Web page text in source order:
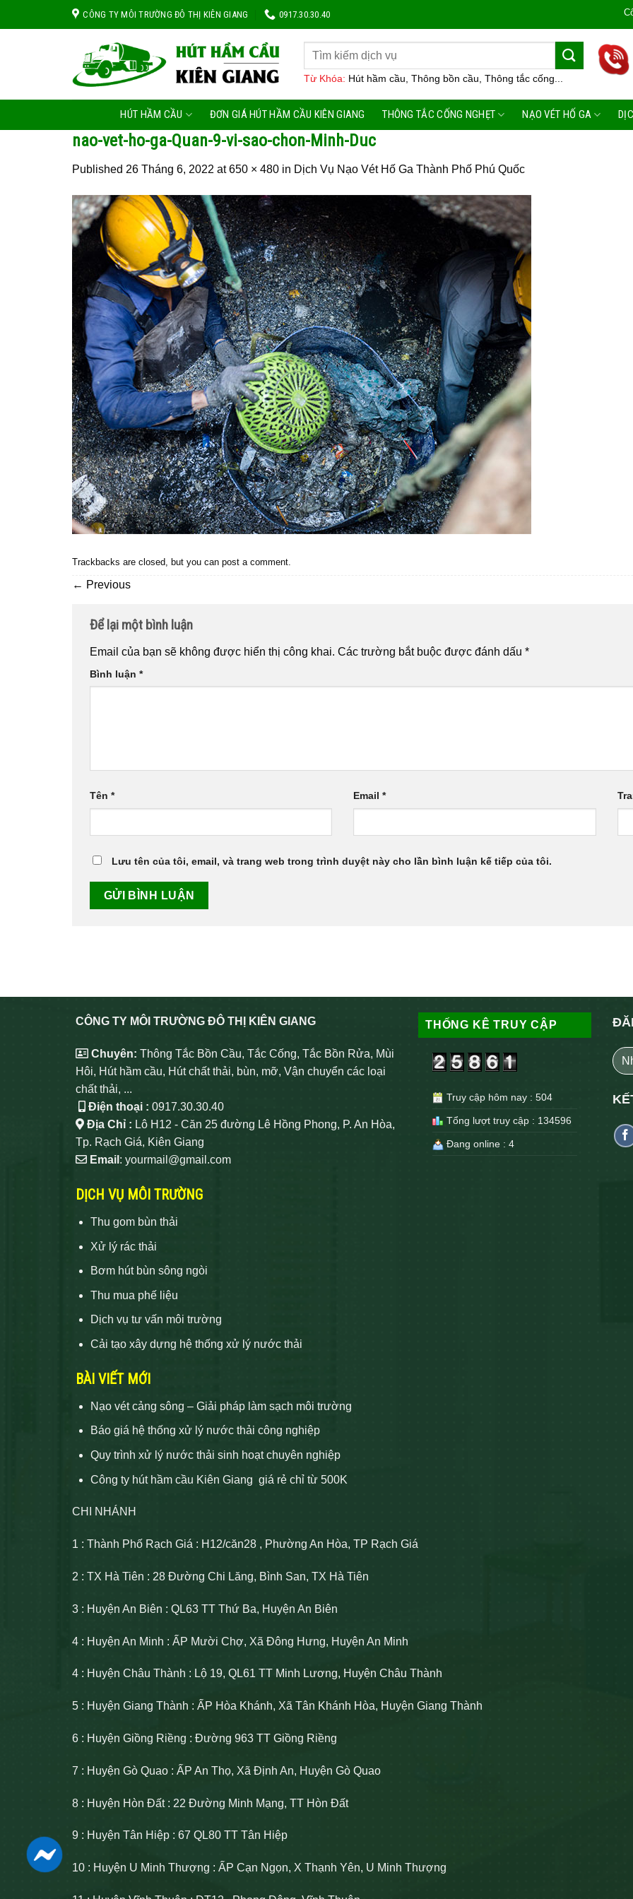
CÔNG TY MÔI TRƯỜNG ĐÔ THỊ KIÊN GIANG 0917.30.30.40 Công Ty
Từ Khóa: Hút hầm cầu, Thông bồn cầu, Thông tắc cống...
HÚT HẦM CẦU ĐƠN GIÁ HÚT HẦM CẦU KIÊN GIANG THÔNG TẮC CỐNG NGHẸT NẠO VÉT HỐ GA
nao-vet-ho-ga-Quan-9-vi-sao-chon-Minh-Duc
Published 26 Tháng 6, 2022 at650 × 480 in Dịch Vụ Nạo Vét Hố Ga Thành Phố Phú Quốc
Trackbacks are closed, but you can post a comment.
← Previous
Để lại một bình luận
Email của bạn sẽ không được hiển thị công khai. Các trường bắt buộc được đánh dấu *
Bình luận *
Tên * Email*
Lưu tên của tôi, email, và trang web trong trình duyệt này cho lần bình luận kế tiếp của tôi.
CÔNG TY MÔI TRƯỜNG ĐÔ THỊ KIÊN GIANG
Chuyên: Thông Tắc Bồn Cầu, Tắc Cống, Tắc Bồn Rửa, Mùi
Hôi, Hút hầm cầu, Hút chất thải, bùn, mỡ, Vận chuyển các loại
chất thải, ...
Điện thoại : 0917.30.30.40
Địa Chỉ : Lô H12 - Căn 25 đường Lê Hồng Phong, P. An Hòa,
Tp. Rạch Giá, Kiên Giang
Email : yourmail@gmail.com
DỊCH VỤ MÔI TRƯỜNG
Thu gom bùn thải
Xử lý rác thải
Bơm hút bùn sông ngòi
Thu mua phế liệu
Dịch vụ tư vấn môi trường
Cải tạo xây dựng hệ thống xử lý nước thải
BÀI VIẾT MỚI
Nạo vét cảng sông – Giải pháp làm sạch môi trường
Báo giá hệ thống xử lý nước thải công nghiệp
Quy trình xử lý nước thải sinh hoạt chuyên nghiệp
Công ty hút hầm cầu Kiên Giang giá rẻ chỉ từ 500K
THỐNG KÊ TRUY CẬP
Truy cập hôm nay : 504
Tổng lượt truy cập : 134596
Đang online : 4
CHI NHÁNH
1 : Thành Phố Rạch Giá : H12/căn28 , Phường An Hòa, TP Rạch Giá
2 : TX Hà Tiên : 28 Đường Chi Lăng, Bình San, TX Hà Tiên
3 : Huyện An Biên : QL63 TT Thứ Ba, Huyện An Biên
4 : Huyện An Minh : ẤP Mười Chợ, Xã Đông Hưng, Huyện An Minh
4 : Huyện Châu Thành : Lộ 19, QL61 TT Minh Lương, Huyện Châu Thành
5 : Huyện Giang Thành : ẤP Hòa Khánh, Xã Tân Khánh Hòa, Huyện Giang Thành
6 : Huyện Giồng Riềng : Đường 963 TT Giồng Riềng
7 : Huyện Gò Quao : ẤP An Thọ, Xã Định An, Huyện Gò Quao
8 : Huyện Hòn Đất : 22 Đường Minh Mạng, TT Hòn Đất
9 : Huyện Tân Hiệp : 67 QL80 TT Tân Hiệp
10 : Huyện U Minh Thượng : ẤP Cạn Ngọn, X Thạnh Yên, U Minh Thượng